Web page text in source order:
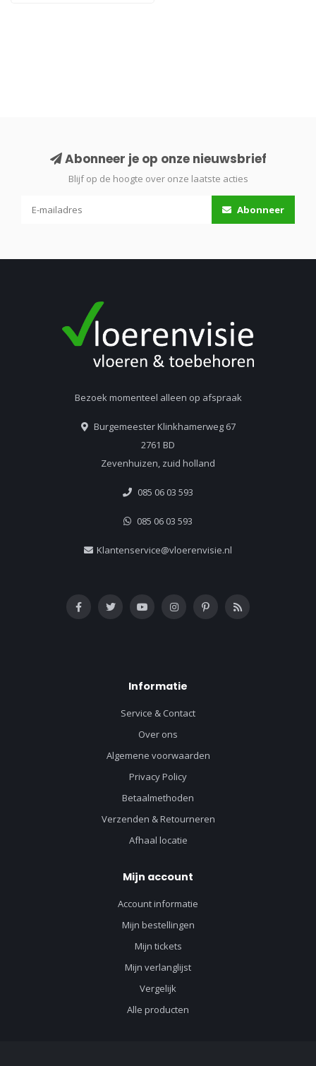
Abonneer je op onze nieuwsbrief
Blijf op de hoogte over onze laatste acties
Abonneer
Bezoek momenteel alleen op afspraak
Burgemeester Klinkhamerweg 67
2761 BD
Zevenhuizen, zuid holland
085 06 03 593
085 06 03 593
Klantenservice@vloerenvisie.nl
Informatie
Service & Contact
Over ons
Algemene voorwaarden
Privacy Policy
Betaalmethoden
Verzenden & Retourneren
Afhaal locatie
Mijn account
Account informatie
Mijn bestellingen
Mijn tickets
Mijn verlanglijst
Vergelijk
Alle producten